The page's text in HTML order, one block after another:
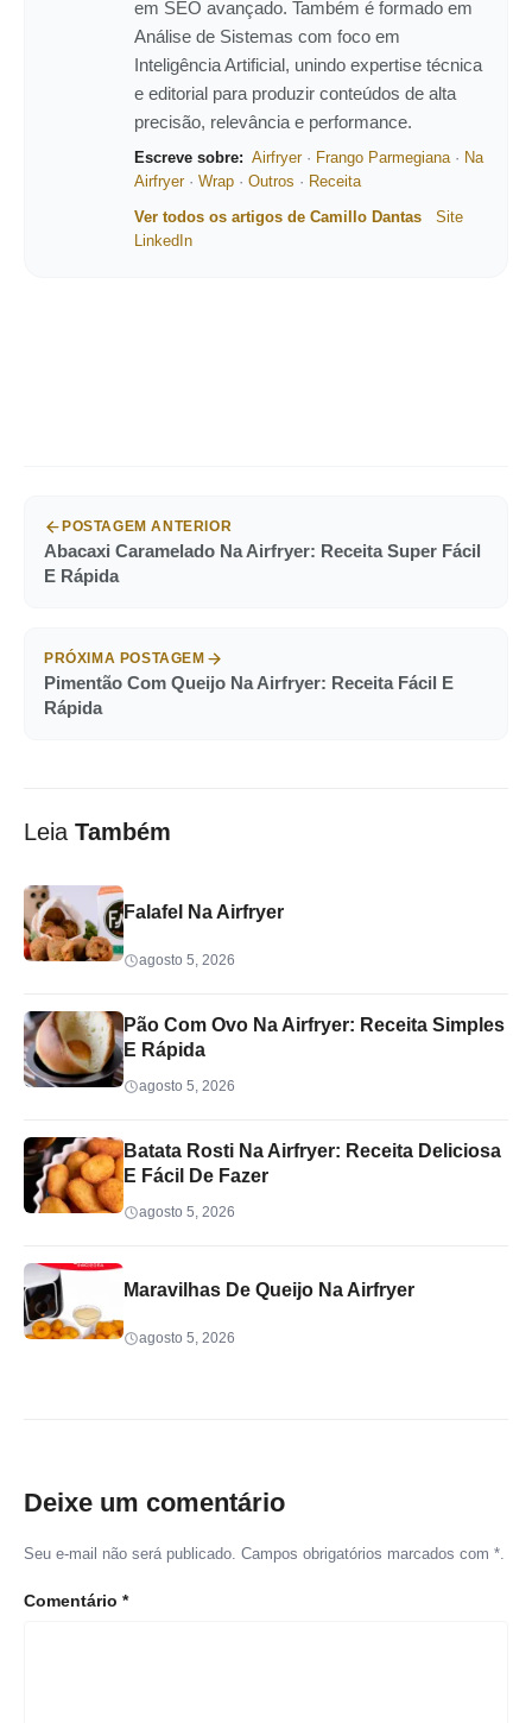
em SEO avançado. Também é formado em
Análise de Sistemas com foco em
Inteligência Artificial, unindo expertise técnica
e editorial para produzir conteúdos de alta
precisão, relevância e performance.
Escreve sobre: Airfryer· Frango Parmegiana· Na
Airfryer· Wrap · Outros · Receita
Ver todos os artigos de Camillo Dantas
Site
LinkedIn
POSTAGEM ANTERIOR
Abacaxi Caramelado Na Airfryer: Receita Super Fácil
E Rápida
PRÓXIMA POSTAGEM
Pimentão Com Queijo Na Airfryer: Receita Fácil E
Rápida
Leia Também
Falafel Na Airfryer
agosto 5, 2026
Pão Com Ovo Na Airfryer: Receita Simples
E Rápida
agosto 5, 2026
Batata Rosti Na Airfryer: Receita Deliciosa
E Fácil De Fazer
agosto 5, 2026
Maravilhas De Queijo Na Airfryer
agosto 5, 2026
Deixe um comentário
Seu e-mail não será publicado. Campos obrigatórios marcados com *.
Comentário *